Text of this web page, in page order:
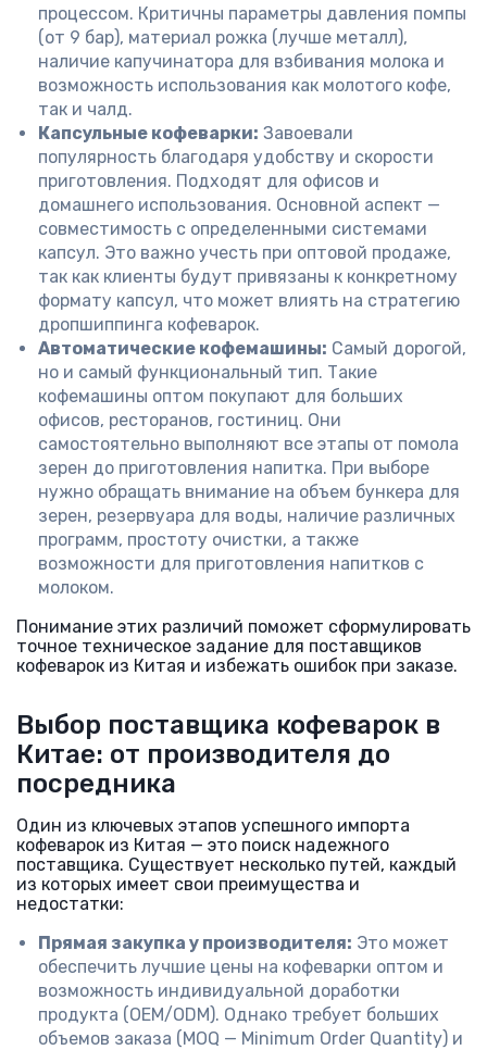
процессом. Критичны параметры давления помпы
(от 9 бар), материал рожка (лучше металл),
наличие капучинатора для взбивания молока и
возможность использования как молотого кофе,
так и чалд.
Капсульные кофеварки: Завоевали
популярность благодаря удобству и скорости
приготовления. Подходят для офисов и
домашнего использования. Основной аспект —
совместимость с определенными системами
капсул. Это важно учесть при оптовой продаже,
так как клиенты будут привязаны к конкретному
формату капсул, что может влиять на стратегию
дропшиппинга кофеварок.
Автоматические кофемашины: Самый дорогой,
но и самый функциональный тип. Такие
кофемашины оптом покупают для больших
офисов, ресторанов, гостиниц. Они
самостоятельно выполняют все этапы от помола
зерен до приготовления напитка. При выборе
нужно обращать внимание на объем бункера для
зерен, резервуара для воды, наличие различных
программ, простоту очистки, а также
возможности для приготовления напитков с
молоком.
Понимание этих различий поможет сформулировать
точное техническое задание для поставщиков
кофеварок из Китая и избежать ошибок при заказе.
Выбор поставщика кофеварок в
Китае: от производителя до
посредника
Один из ключевых этапов успешного импорта
кофеварок из Китая — это поиск надежного
поставщика. Существует несколько путей, каждый
из которых имеет свои преимущества и
недостатки:
Прямая закупка у производителя: Это может
обеспечить лучшие цены на кофеварки оптом и
возможность индивидуальной доработки
продукта (OEM/ODM). Однако требует больших
объемов заказа (MOQ — Minimum Order Quantity) и